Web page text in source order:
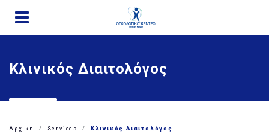
προς
περιεχόμενο
Κλινικός Διαιτολόγος
Αρχικη Services Κλινικός Διαιτολόγος